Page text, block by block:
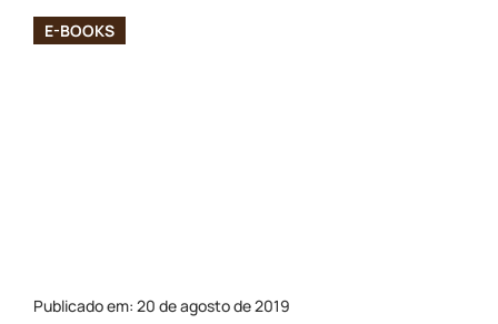
E-BOOKS
Publicado em: 20 de agosto de 2019